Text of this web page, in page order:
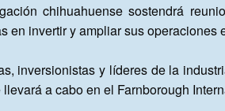
chihuahuense sostendrá
en invertir y ampliar sus operaciones
inversionistas y líderes de la
a cabo en el Farnborough